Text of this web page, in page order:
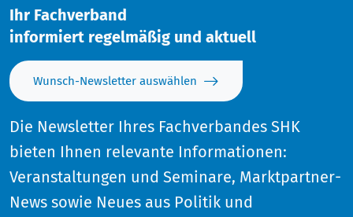
Ihr Fachverband
informiert regelmäßig und aktuell
Wunsch-Newsletter auswählen
Die Newsletter Ihres Fachverbandes SHK
bieten Ihnen relevante Informationen:
Veranstaltungen und Seminare, Marktpartner-
News sowie Neues aus Politik und